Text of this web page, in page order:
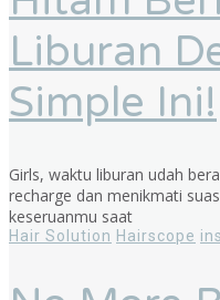
Liburan
Simple Ini!
Girls, waktu liburan udah
recharge dan menikmati
keseruanmu saat
Hair Solution Hairscope